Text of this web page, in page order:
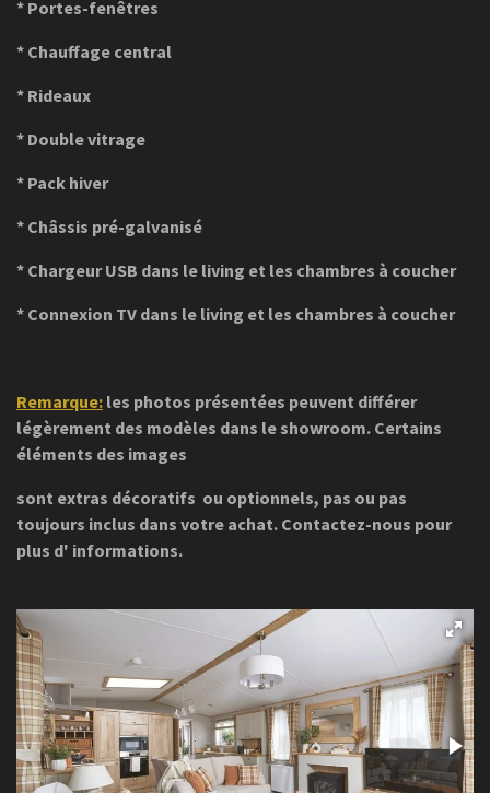
* Portes-fenêtres
* Chauffage central
* Rideaux
* Double vitrage
* Pack hiver
* Châssis pré-galvanisé
* Chargeur USB dans le living et les chambres à coucher
* Connexion TV dans le living et les chambres à coucher
Remarque: les photos présentées peuvent différer
légèrement des modèles dans le showroom. Certains
éléments des images
sont extras décoratifs ou optionnels, pas ou pas
toujours inclus dans votre achat. Contactez-nous pour
plus d' informations.